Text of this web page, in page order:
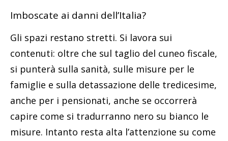
Imboscate ai danni dell’Italia?
Gli spazi restano stretti. Si lavora sui
contenuti: oltre che sul taglio del cuneo fiscale,
si punterà sulla sanità, sulle misure per le
famiglie e sulla detassazione delle tredicesime,
anche per i pensionati, anche se occorrerà
capire come si tradurranno nero su bianco le
misure. Intanto resta alta l’attenzione su come